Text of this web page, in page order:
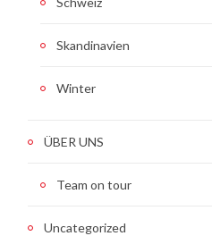
Skandinavien
Winter
ÜBER UNS
Team on tour
Uncategorized